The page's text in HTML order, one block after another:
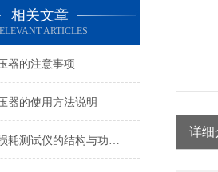
相关文章
ARTICLES
器的注意事项
器的使用方法说明
高压介质损耗测试仪的结构与功能说明
详细